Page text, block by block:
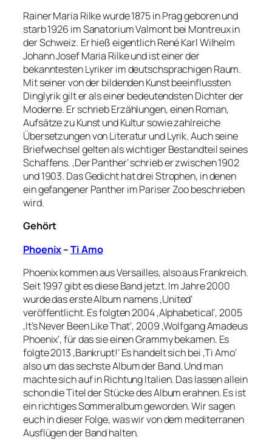
Rainer Maria Rilke wurde 1875 in Prag geboren und
starb 1926 im Sanatorium Valmont bei Montreux in
der Schweiz. Er hieß eigentlich René Karl Wilhelm
Johann Josef Maria Rilke und ist einer der
bekanntesten Lyriker im deutschsprachigen Raum.
Mit seiner von der bildenden Kunst beeinflussten
Dinglyrik gilt er als einer bedeutendsten Dichter der
Moderne. Er schrieb Erzählungen, einen Roman,
Aufsätze zu Kunst und Kultur sowie zahlreiche
Übersetzungen von Literatur und Lyrik. Auch seine
Briefwechsel gelten als wichtiger Bestandteil seines
Schaffens. ‚Der Panther‘ schrieb er zwischen 1902
und 1903. Das Gedicht hat drei Strophen, in denen
ein gefangener Panther im Pariser Zoo beschrieben
wird.
Gehört
Phoenix–Ti Amo
Phoenix kommen aus Versailles, also aus Frankreich.
Seit 1997 gibt es diese Band jetzt. Im Jahre 2000
wurde das erste Album namens ‚United‘
veröffentlicht. Es folgten 2004 ‚Alphabetical‘, 2005
‚It’s Never Been Like That‘, 2009 ‚Wolfgang Amadeus
Phoenix‘, für das sie einen Grammy bekamen. Es
folgte 2013 ‚Bankrupt!‘ Es handelt sich bei ‚Ti Amo‘
also um das sechste Album der Band. Und man
machte sich auf in Richtung Italien. Das lassen allein
schon die Titel der Stücke des Album erahnen. Es ist
ein richtiges Sommeralbum geworden. Wir sagen
euch in dieser Folge, was wir von dem mediterranen
Ausflügen der Band halten.